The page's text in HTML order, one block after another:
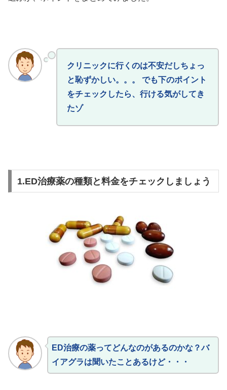
クリニックに行くのは不安だしちょっ
と恥ずかしい。。。 でも下のポイント
をチェックしたら、行ける気がしてき
たゾ
1.ED治療薬の種類と料金をチェックしましょう
ED治療の薬ってどんなのがあるのかな？バ
イアグラは聞いたことあるけど・・・